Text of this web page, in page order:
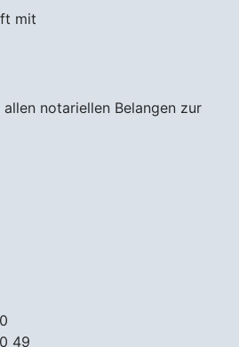
49
notariellen Belangen zur
mit